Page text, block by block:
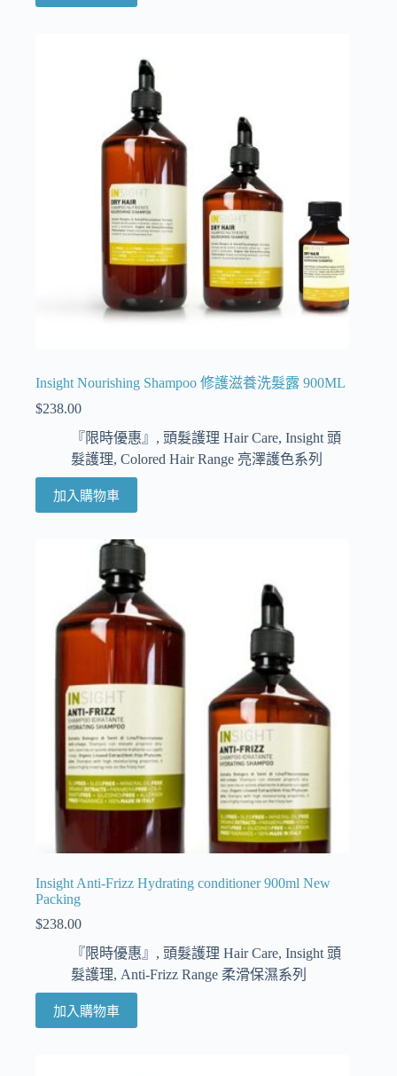
Insight Nourishing Shampoo 修護滋養洗髮露 900ML
$238.00
『限時優惠』 , 頭髮護理 Hair Care, Insight 頭
髮護理, Colored Hair Range 亮澤護色系列
加入購物車
Insight Anti-Frizz Hydrating conditioner 900ml New
Packing
$238.00
『限時優惠』 , 頭髮護理 Hair Care, Insight 頭
髮護理, Anti-Frizz Range 柔滑保濕系列
加入購物車